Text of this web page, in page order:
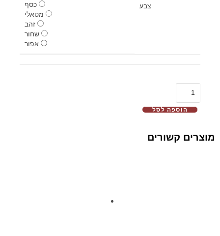
צבע
כסף
מטאלי
זהב
שחור
אפור
הוספה לסל
מוצרים קשורים